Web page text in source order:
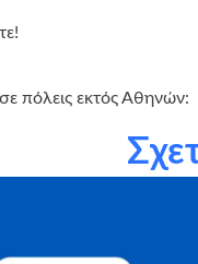
πόλεις εκτός Αθηνών:
για